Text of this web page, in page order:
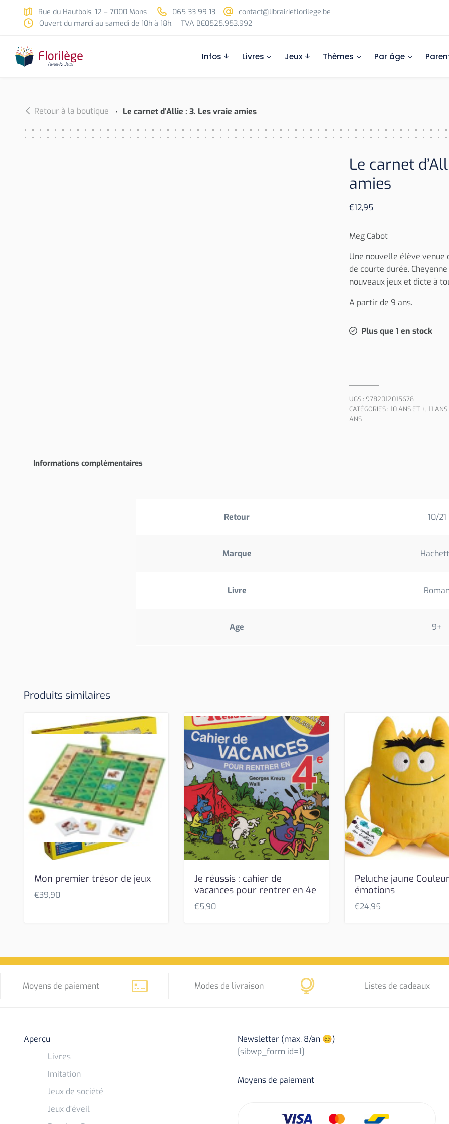
Skip to main content
Rue du Hautbois, 12 – 7000 Mons 065 33 99 13
contact@librairieflorilege.be
Ouvert du mardi au samedi de 10h à 18h.
TVA BE0525.953.992
Infos Livres Jeux Thèmes Par âge
Retour à la boutique Le carnet d’Allie : 3. Les vraie amies
Le carnet
amies
€12,95
Meg Cabot
Une nouvelle élève venue
de courte durée.
nouveaux jeux et dicte à
A partir de 9 ans.
Plus que 1 en stock
UGS : 9782012015678
CATÉGORIES : 10 ANS ET +, 11
ANS
Informations complémentaires
Retour 10/21
Marque
Livre
Age 9+
Produits similaires
Mon premier trésor de jeux
€39,90
Je réussis : cahier de
vacances pour rentrer en 4e
€5,90
Peluche jaune
émotions
€24,95
Moyens de paiement Modes de livraison Listes de cadeaux
Aperçu
Livres
Imitation
Jeux de société
Jeux d’éveil
Newsletter (max. 8/an 😊)
[sibwp_form id=1]
Moyens de paiement